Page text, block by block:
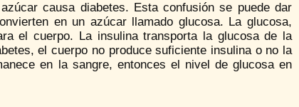
causa diabetes. Esta confusión se puede dar
en un azúcar llamado glucosa. La glucosa,
el cuerpo. La insulina transporta la glucosa de la
el cuerpo no produce suficiente insulina o no la
en la sangre, entonces el nivel de glucosa en